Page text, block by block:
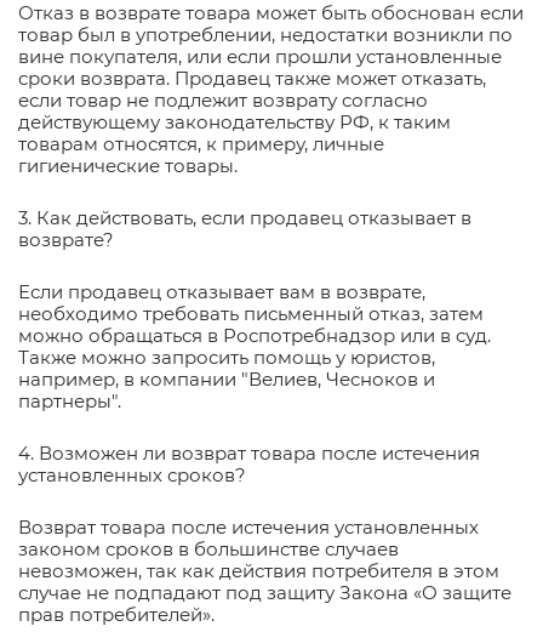
Отказ в возврате товара может быть обоснован если
товар был в употреблении, недостатки возникли по
вине покупателя, или если прошли установленные
сроки возврата. Продавец также может отказать,
если товар не подлежит возврату согласно
действующему законодательству РФ, к таким
товарам относятся, к примеру, личные
гигиенические товары.
3. Как действовать, если продавец отказывает в
возврате?
Если продавец отказывает вам в возврате,
необходимо требовать письменный отказ, затем
можно обращаться в Роспотребнадзор или в суд.
Также можно запросить помощь у юристов,
например, в компании "Велиев, Чесноков и
партнеры".
4. Возможен ли возврат товара после истечения
установленных сроков?
Возврат товара после истечения установленных
законом сроков в большинстве случаев
невозможен, так как действия потребителя в этом
случае не подпадают под защиту Закона «О защите
прав потребителей».